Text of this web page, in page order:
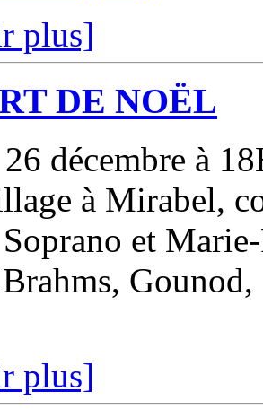
plus]
DE NOËL
décembre à
à Mirabel,
et
Gounod,
plus]